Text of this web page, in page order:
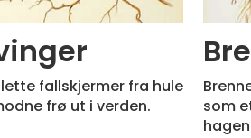
fallskjermer fra hule
frø ut i verden.
som